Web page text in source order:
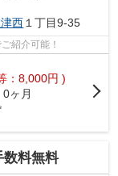
西１丁目9-35
紹介可能！
：8,000円 )
0ヶ月
数料無料